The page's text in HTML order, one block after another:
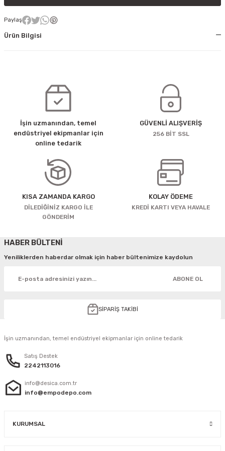
Paylaş
Ürün Bilgisi
İşin uzmanından, temel
endüstriyel ekipmanlar için
online tedarik
GÜVENLİ ALIŞVERİŞ
256 BİT SSL
KISA ZAMANDA KARGO
DİLEDİĞİNİZ KARGO İLE
GÖNDERİM
KOLAY ÖDEME
KREDİ KARTI VEYA HAVALE
HABER BÜLTENİ
Yeniliklerden haberdar olmak için haber bültenimize kaydolun
ABONE OL
SİPARİŞ TAKİBİ
İşin uzmanından, temel endüstriyel ekipmanlar için online tedarik
Satış Destek
2242113016
info@desica.com.tr
info@empodepo.com
KURUMSAL